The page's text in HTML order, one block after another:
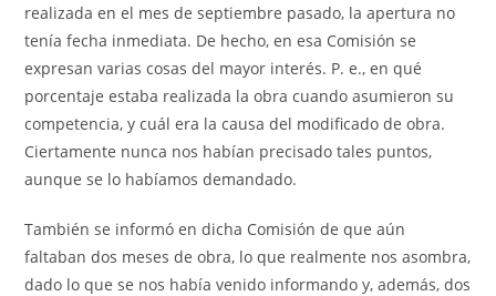
realizada en el mes de septiembre pasado, la apertura no
tenía fecha inmediata. De hecho, en esa Comisión se
expresan varias cosas del mayor interés. P. e., en qué
porcentaje estaba realizada la obra cuando asumieron su
competencia, y cuál era la causa del modificado de obra.
Ciertamente nunca nos habían precisado tales puntos,
aunque se lo habíamos demandado.
También se informó en dicha Comisión de que aún
faltaban dos meses de obra, lo que realmente nos asombra,
dado lo que se nos había venido informando y, además, dos